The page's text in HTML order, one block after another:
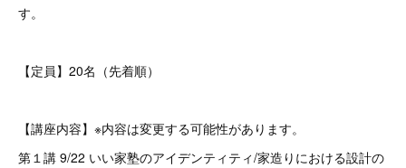
す。
【定員】20名（先着順）
【講座内容】※内容は変更する可能性があります。
第１講 9/22 いい家塾のアイデンティティ/家造りにおける設計の